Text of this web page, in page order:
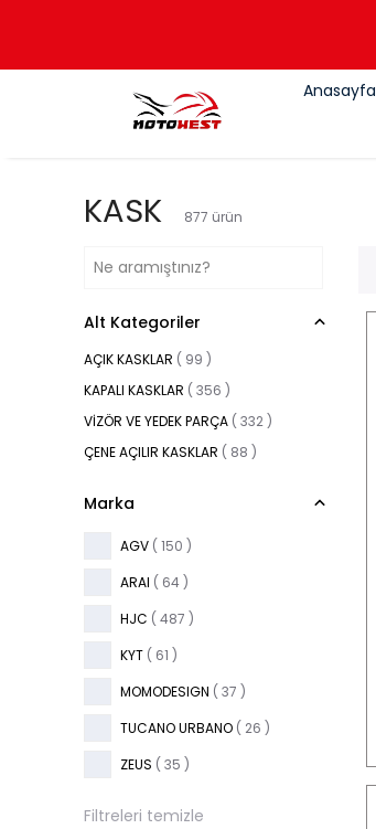
Anasayfa
KASK 877 ürün
Alt Kategoriler
AÇIK KASKLAR ( 99 )
KAPALI KASKLAR ( 356 )
VİZÖR VE YEDEK PARÇA ( 332 )
ÇENE AÇILIR KASKLAR ( 88 )
Marka
AGV ( 150 )
ARAI ( 64 )
HJC ( 487 )
KYT ( 61 )
MOMODESIGN ( 37 )
TUCANO URBANO ( 26 )
ZEUS ( 35 )
Filtreleri temizle